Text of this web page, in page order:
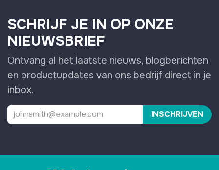
SCHRIJF JE IN OP ONZE
NIEUWSBRIEF
Ontvang al het laatste nieuws, blogberichten
en productupdates van ons bedrijf direct in je
inbox.
INSCHRIJVEN